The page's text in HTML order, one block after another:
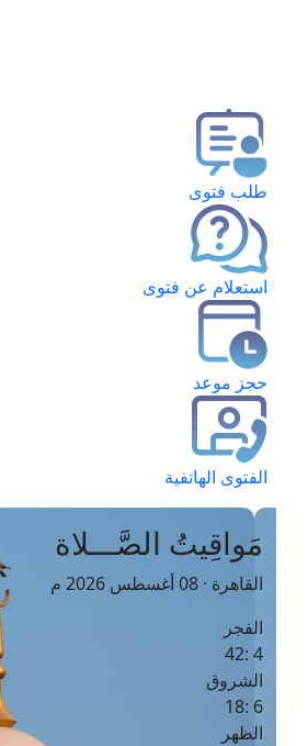
طلب فتوى
استعلام عن فتوى
حجز موعد
الفتوى الهاتفية
مَواقِيتُ الصَّـــلاة
القاهرة · 08 أغسطس 2026 م
الفجر
4 :42
الشروق
6 :18
الظهر